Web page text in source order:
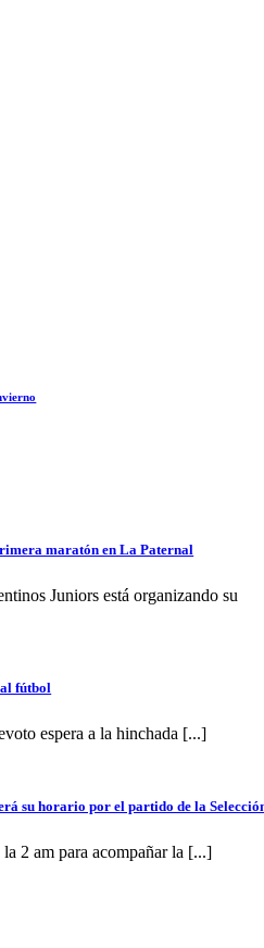
maratón en La Paternal
Juniors está organizando su
fútbol
espera a la hinchada [...]
su horario por el partido de la
2 am para acompañar la [...]